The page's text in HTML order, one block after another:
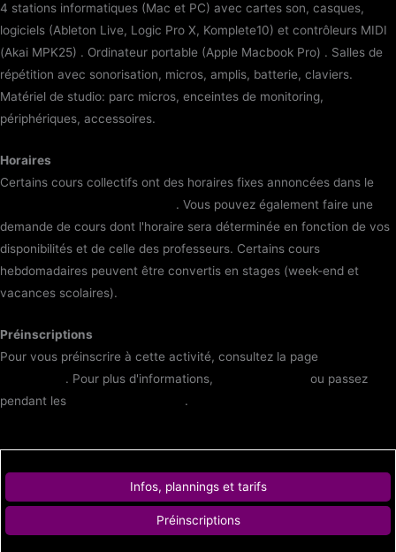
4 stations informatiques (Mac et PC) avec cartes son, casques,
logiciels (Ableton Live, Logic Pro X, Komplete10) et contrôleurs MIDI
(Akai MPK25) . Ordinateur portable (Apple Macbook Pro) . Salles de
répétition avec sonorisation, micros, amplis, batterie, claviers.
Matériel de studio: parc micros, enceintes de monitoring,
périphériques, accessoires.
Horaires
Certains cours collectifs ont des horaires fixes annoncées dans le
. Vous pouvez également faire une
demande de cours dont l'horaire sera déterminée en fonction de vos
disponibilités et de celle des professeurs. Certains cours
hebdomadaires peuvent être convertis en stages (week-end et
vacances scolaires).
Préinscriptions
Pour vous préinscrire à cette activité, consultez la page
. Pour plus d'informations,
ou passez
pendant les
.
Infos, plannings et tarifs
Préinscriptions